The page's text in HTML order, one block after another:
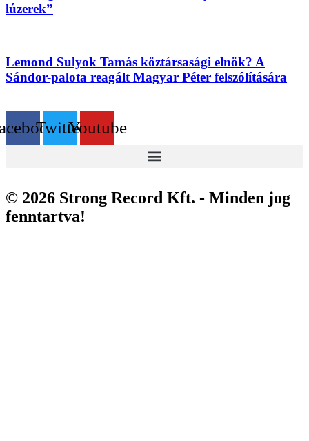
lúzerek”
Lemond Sulyok Tamás köztársasági elnök? A
Sándor-palota reagált Magyar Péter felszólítására
TwitterYoutube
© 2026 Strong Record Kft. - Minden jog
fenntartva!